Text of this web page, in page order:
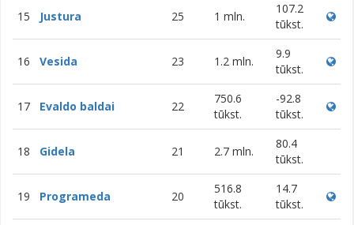
15 Justura 25 1 mln.
107.2
tūkst.
16 Vesida 23 1.2 mln.
9.9
tūkst.
17 Evaldo baldai 22
750.6
tūkst.
-92.8
tūkst.
18 Gidela 21 2.7 mln.
80.4
tūkst.
19 Programeda 20
516.8
tūkst.
14.7
tūkst.